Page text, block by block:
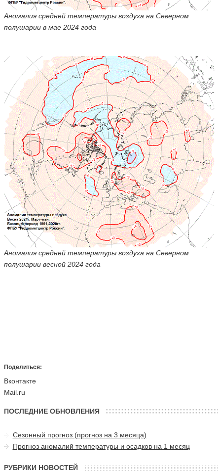
Аномалия средней температуры воздуха на Северном
полушарии в мае 2024 года
Аномалия средней температуры воздуха на Северном
полушарии весной 2024 года
Поделиться:
Вконтакте
Mail.ru
ПОСЛЕДНИЕ ОБНОВЛЕНИЯ
Сезонный прогноз (прогноз на 3 месяца)
Прогноз аномалий температуры и осадков на 1 месяц
РУБРИКИ НОВОСТЕЙ